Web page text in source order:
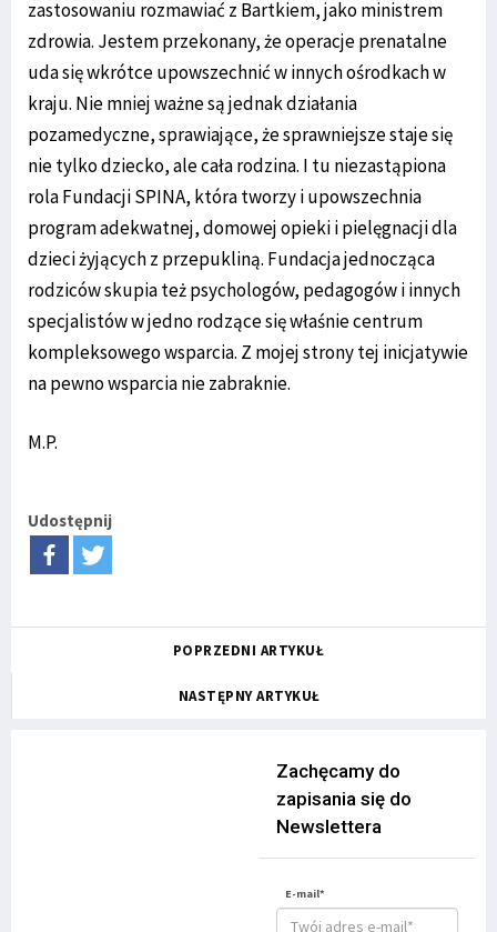
zastosowaniu rozmawiać z Bartkiem, jako ministrem
zdrowia. Jestem przekonany, że operacje prenatalne
uda się wkrótce upowszechnić w innych ośrodkach w
kraju. Nie mniej ważne są jednak działania
pozamedyczne, sprawiające, że sprawniejsze staje się
nie tylko dziecko, ale cała rodzina. I tu niezastąpiona
rola Fundacji SPINA, która tworzy i upowszechnia
program adekwatnej, domowej opieki i pielęgnacji dla
dzieci żyjących z przepukliną. Fundacja jednocząca
rodziców skupia też psychologów, pedagogów i innych
specjalistów w jedno rodzące się właśnie centrum
kompleksowego wsparcia. Z mojej strony tej inicjatywie
na pewno wsparcia nie zabraknie.
M.P.
Udostępnij
POPRZEDNI ARTYKUŁ
NASTĘPNY ARTYKUŁ
Zachęcamy do
zapisania się do
Newslettera
E-mail*